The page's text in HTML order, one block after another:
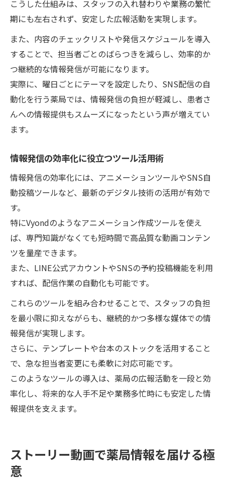
こうした仕組みは、スタッフの入れ替わりや業務の繁忙
期にも左右されず、安定した広報活動を実現します。
また、内容のチェックリストや発信スケジュールを導入
することで、担当者ごとのばらつきを減らし、効率的か
つ継続的な情報発信が可能になります。
実際に、曜日ごとにテーマを設定したり、SNS配信の自
動化を行う薬局では、情報発信の負担が軽減し、患者さ
んへの情報提供もスムーズになったという声が増えてい
ます。
情報発信の効率化に役立つツール活用術
情報発信の効率化には、アニメーションツールやSNS自
動投稿ツールなど、最新のデジタル技術の活用が有効で
す。
特にVyondのようなアニメーション作成ツールを使え
ば、専門知識がなくても短時間で高品質な動画コンテン
ツを量産できます。
また、LINE公式アカウントやSNSの予約投稿機能を利用
すれば、配信作業の自動化も可能です。
これらのツールを組み合わせることで、スタッフの負担
を最小限に抑えながらも、継続的かつ多様な媒体での情
報発信が実現します。
さらに、テンプレートや台本のストックを活用すること
で、急な担当者変更にも柔軟に対応可能です。
このようなツールの導入は、薬局の広報活動を一段と効
率化し、将来的な人手不足や業務多忙時にも安定した情
報提供を支えます。
ストーリー動画で薬局情報を届ける極
意